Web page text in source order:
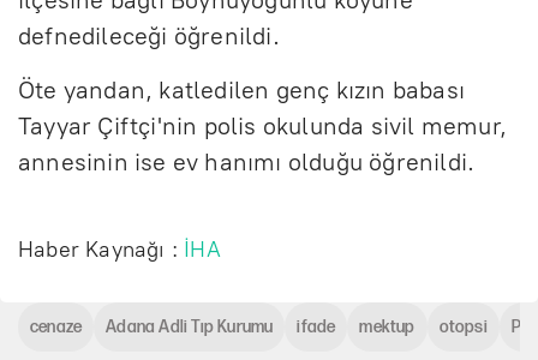
defnedileceği öğrenildi.
Öte yandan, katledilen genç kızın babası
Tayyar Çiftçi'nin polis okulunda sivil memur,
annesinin ise ev hanımı olduğu öğrenildi.
Haber Kaynağı : İHA
cenaze Adana Adli Tıp Kurumu ifade mektup otopsi